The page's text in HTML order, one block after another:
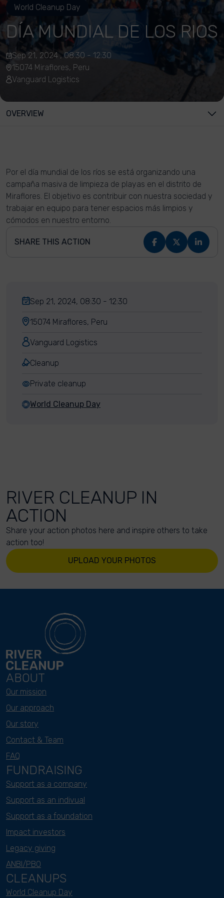
World Cleanup Day
DÍA MUNDIAL DE LOS RIOS
Sep 21, 2024 , 08:30 - 12:30
15074 Miraflores, Peru
Vanguard Logistics
OVERVIEW
Por el día mundial de los ríos se está organizando una
campaña masiva de limpieza de playas en el distrito de
Miraflores. El objetivo es contribuir con nuestra sociedad y
trabajar en equipo para tener espacios más limpios y
cómodos en nuestro entorno.
SHARE THIS ACTION
Sep 21, 2024, 08:30 - 12:30
15074 Miraflores, Peru
Vanguard Logistics
Cleanup
Private cleanup
World Cleanup Day
RIVER CLEANUP IN
ACTION
Share your action photos here and inspire others to take
action too!
UPLOAD YOUR PHOTOS
ABOUT
Our mission
Our approach
Our story
Contact & Team
FAQ
FUNDRAISING
Support as a company
Support as an indivual
Support as a foundation
Impact investors
Legacy giving
ANBI/PBO
CLEANUPS
World Cleanup Day